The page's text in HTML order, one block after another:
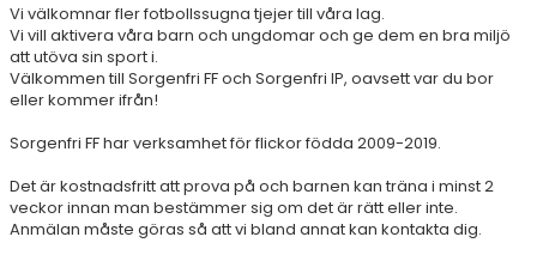
Vi välkomnar fler fotbollssugna tjejer till våra lag.
Vi vill aktivera våra barn och ungdomar och ge dem en bra miljö
att utöva sin sport i.
Välkommen till Sorgenfri FF och Sorgenfri IP, oavsett var du bor
eller kommer ifrån!
Sorgenfri FF har verksamhet för flickor födda 2009-2019.
Det är kostnadsfritt att prova på och barnen kan träna i minst 2
veckor innan man bestämmer sig om det är rätt eller inte.
Anmälan måste göras så att vi bland annat kan kontakta dig.